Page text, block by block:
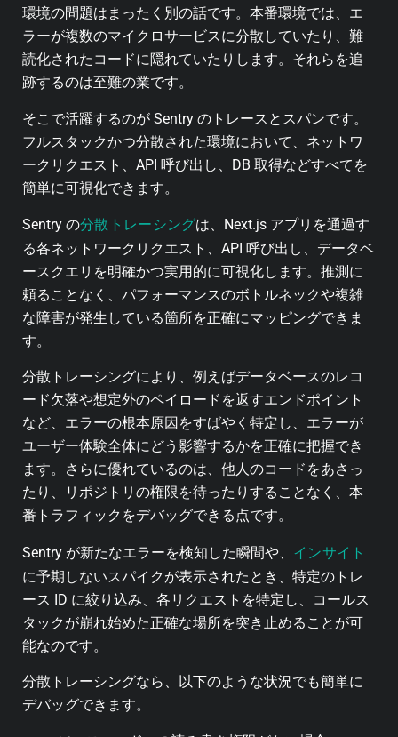
環境の問題はまったく別の話です。本番環境では、エ
ラーが複数のマイクロサービスに分散していたり、難
読化されたコードに隠れていたりします。それらを追
跡するのは至難の業です。
そこで活躍するのが Sentry のトレースとスパンです。
フルスタックかつ分散された環境において、ネットワ
ークリクエスト、API 呼び出し、DB 取得などすべてを
簡単に可視化できます。
Sentry の分散トレーシングは、Next.js アプリを通過す
る各ネットワークリクエスト、API 呼び出し、データベ
ースクエリを明確かつ実用的に可視化します。推測に
頼ることなく、パフォーマンスのボトルネックや複雑
な障害が発生している箇所を正確にマッピングできま
す。
分散トレーシングにより、例えばデータベースのレコ
ード欠落や想定外のペイロードを返すエンドポイント
など、エラーの根本原因をすばやく特定し、エラーが
ユーザー体験全体にどう影響するかを正確に把握でき
ます。さらに優れているのは、他人のコードをあさっ
たり、リポジトリの権限を待ったりすることなく、本
番トラフィックをデバッグできる点です。
Sentry が新たなエラーを検知した瞬間や、 インサイト
に予期しないスパイクが表示されたとき、特定のトレ
ース ID に絞り込み、各リクエストを特定し、コールス
タックが崩れ始めた正確な場所を突き止めることが可
能なのです。
分散トレーシングなら、以下のような状況でも簡単に
デバッグできます。